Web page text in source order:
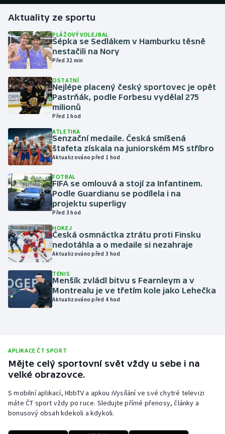
Golf
Gymnastika
Házená
Jezdectví
Judo
Krasobruslení
Lezení
Lyže a snowboard
Moderní pětiboj
Motorsport
Olympijské hry
Parasport
Plavání
Rychlobruslení
Rychlostní kanoistika
Short track
Aktuality ze sportu
PLÁŽOVÝ VOLEJBAL
Šépka se Sedlákem v Hamburku těsně
nestačili na Nory
Před 32 min
OSTATNÍ
Nejlépe placený český sportovec je opět
Pastrňák, podle Forbesu vydělal 275
milionů
Před 1 hod
ATLETIKA
Senzační medaile. Česká smíšená
štafeta získala na juniorském MS stříbro
Aktualizováno před 1 hod
FOTBAL
FIFA se omlouvá a stojí za Infantinem.
Podle Guardianu se podílela i na
projektu superligy
Před 3 hod
HOKEJ
Česká osmnáctka ztrátu proti Finsku
nedotáhla a o medaile si nezahraje
Aktualizováno před 3 hod
TENIS
Menšík zvládl bitvu s Fearnleym a v
Montrealu je ve třetím kole jako Lehečka
Aktualizováno před 4 hod
APLIKACE ČT SPORT
Mějte celý sportovní svět vždy u sebe i na
velké obrazovce.
S mobilní aplikací, HbbTV a apkou iVysílání ve své chytré televizi
máte ČT sport vždy po ruce. Sledujte přímé přenosy, články a
bonusový obsah kdekoli a kdykoli.